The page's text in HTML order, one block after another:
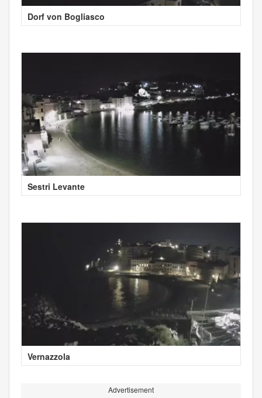
Dorf von Bogliasco
Sestri Levante
Vernazzola
Advertisement